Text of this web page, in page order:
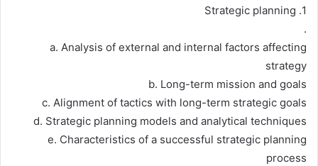
1. Strategic planning
.
a. Analysis of external and internal factors affecting
strategy
b. Long-term mission and goals
c. Alignment of tactics with long-term strategic goals
d. Strategic planning models and analytical techniques
e. Characteristics of a successful strategic planning
process